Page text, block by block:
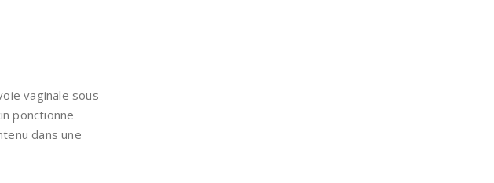
vaginale sous
ponctionne
dans une